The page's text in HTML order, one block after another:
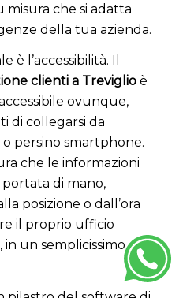
misura che si adatta
della tua azienda.
l’accessibilità. Il
clienti a Treviglioè
ovunque,
di collegarsi da
persino smartphone.
che le informazioni
di mano,
posizione o dall’ora
il proprio ufficio
un semplicissimo